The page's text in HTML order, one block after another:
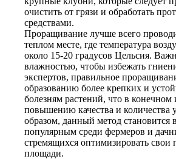
очистить от грязи и обработать
средствами.
Проращивание лучше всего
теплом месте, где температура
около 15-20 градусов Цельсия.
влажностью, чтобы избежать
экспертов, правильное
образованию более крепких и
болезням растений, что в конечном
повышению качества и количества
образом, данный метод становится
популярным среди фермеров и
стремящихся оптимизировать свои
площади.